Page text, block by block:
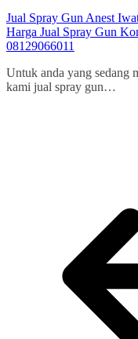
Jual Spray Gun Anest
Harga Jual Spray Gun
08129066011
Untuk anda yang sedang
kami jual spray gun…